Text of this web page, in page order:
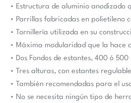
• Estructura de aluminio
• Parrillas fabricadas en polietileno
• Tornillería utilizada en su
• Máxima modularidad que la hace
• Dos Fondos de estantes, 400 ó 500
• Tres alturas, con estantes
• También recomendadas para el
• No se necesita ningún tipo de